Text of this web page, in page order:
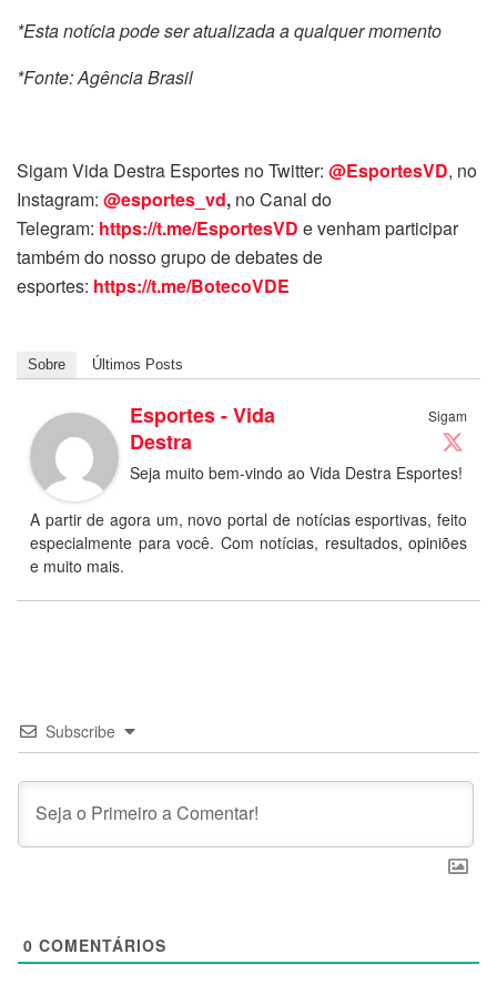
*Esta notícia pode ser atualizada a qualquer momento
*Fonte: Agência Brasil
Sigam Vida Destra Esportes no Twitter: @EsportesVD, no
Instagram: @esportes_vd, no Canal do
Telegram: https://t.me/EsportesVD e venham participar
também do nosso grupo de debates de
esportes: https://t.me/BotecoVDE
Sobre Últimos Posts
Sigam
Esportes - Vida
Destra
Seja muito bem-vindo ao Vida Destra Esportes!
A partir de agora um, novo portal de notícias esportivas, feito
especialmente para você. Com notícias, resultados, opiniões
e muito mais.
Subscribe
0 COMENTÁRIOS